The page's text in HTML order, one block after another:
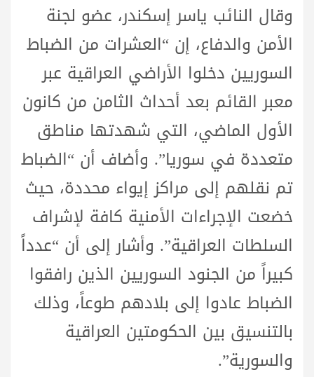
وقال النائب ياسر إسكندر، عضو لجنة
الأمن والدفاع، إن “العشرات من الضباط
السوريين دخلوا الأراضي العراقية عبر
معبر القائم بعد أحداث الثامن من كانون
الأول الماضي، التي شهدتها مناطق
متعددة في سوريا”. وأضاف أن “الضباط
تم نقلهم إلى مراكز إيواء محددة، حيث
خضعت الإجراءات الأمنية كافة لإشراف
السلطات العراقية”. وأشار إلى أن “عدداً
كبيراً من الجنود السوريين الذين رافقوا
الضباط عادوا إلى بلادهم طوعاً، وذلك
بالتنسيق بين الحكومتين العراقية
والسورية”.